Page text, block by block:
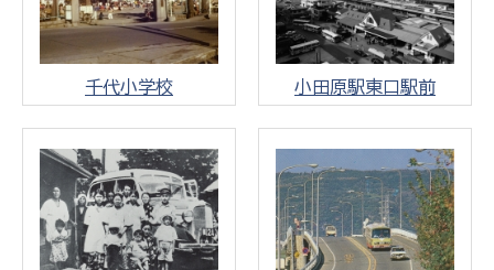
千代小学校 小田原駅東口駅前